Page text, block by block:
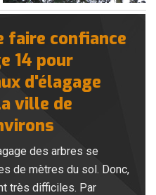
faire confiance
14 pour
d'élagage
ville de
des arbres se
de mètres du sol. Donc,
très difficiles. Par